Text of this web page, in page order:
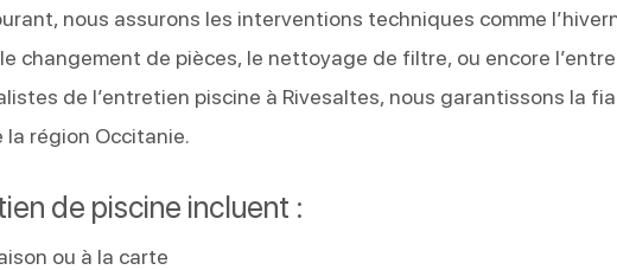
nous assurons les interventions techniques comme
changement de pièces, le nettoyage de filtre, ou encore
de l’entretien piscine à Rivesaltes, nous garantissons la
région Occitanie.
de piscine incluent :
ou à la carte